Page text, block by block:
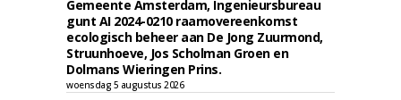
Gemeente Amsterdam, Ingenieursbureau
gunt AI 2024-0210 raamovereenkomst
ecologisch beheer aan De Jong Zuurmond,
Struunhoeve, Jos Scholman Groen en
Dolmans Wieringen Prins.
woensdag 5 augustus 2026